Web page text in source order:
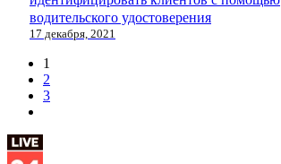
водительского удостоверения
17 декабря, 2021
1
2
3